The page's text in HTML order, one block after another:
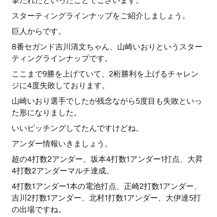
スターティングラインナップをご紹介しましょう。
巨人からです。
8番セガンド吉川清文ちゃん、山崎いおりというスター
ティングラインナップです。
ここまで9勝を上げていて、2桁勝利を上げるチャレン
ジに4度失敗しております。
山崎いおり選手でしたが残念ながら5度目も失敗といっ
た形になりました。
いいピッチングしてたんですけどね。
アンダー情報いきましょう。
超の4打数2アンダー、坂本4打数1アンダー1打点、大昇
4打数2アンダーマルチ達成。
4打数1アンダー1本の電池打点、正崎2打数1アンダー、
吉川2打数1アンダー、北村1打数1アンダー、大伊達5打
の出場ですね。